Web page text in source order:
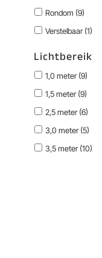
Rondom (9)
Verstelbaar (1)
Lichtbereik
1,0 meter (9)
1,5 meter (9)
2,5 meter (6)
3,0 meter (5)
3,5 meter (10)